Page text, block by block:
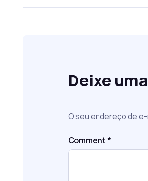
Deixe
O seu endereço de
Comment *